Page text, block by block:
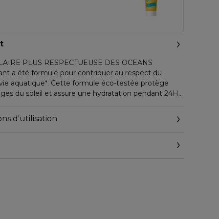
PLUS RESPECTUEUSE DES OCEANS
a été formulé pour contribuer au respect du
aquatique*. Cette formule éco-testée protège
du soleil et assure une hydratation pendant 24H.
d'utilisation